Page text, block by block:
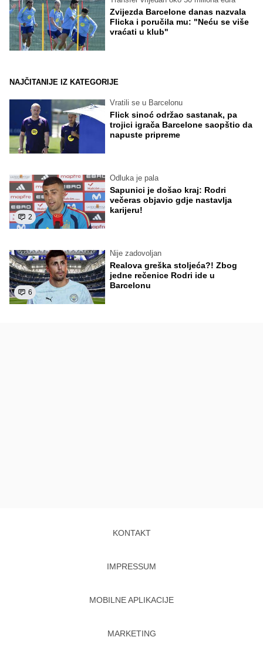
Zvijezda Barcelone danas nazvala
Flicka i poručila mu: "Neću se više
vraćati u klub"
NAJČITANIJE IZ KATEGORIJE
Vratili se u Barcelonu
Flick sinoć održao sastanak, pa
trojici igrača Barcelone saopštio da
napuste pripreme
2
Odluka je pala
Sapunici je došao kraj: Rodri
večeras objavio gdje nastavlja
karijeru!
6
Nije zadovoljan
Realova greška stoljeća?! Zbog
jedne rečenice Rodri ide u
Barcelonu
KONTAKT
IMPRESSUM
MOBILNE APLIKACIJE
MARKETING